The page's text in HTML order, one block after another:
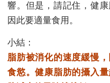
響。但是，請記住，健
因此要適量食用。
小結：
脂肪被消化的速度緩慢
食慾。健康脂肪的攝入